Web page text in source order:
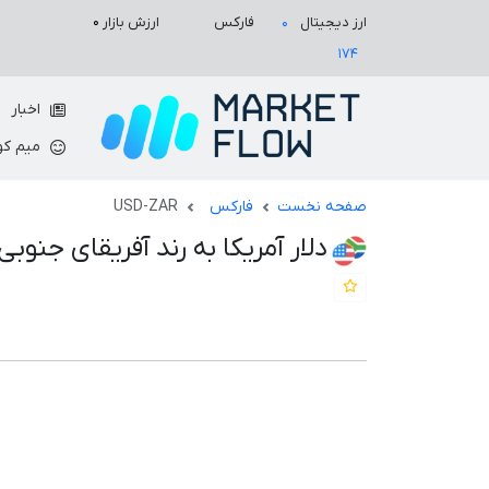
ارز دیجیتال ۰
فارکس
۱۷۴
ارزش بازار ۰
اخبار
میم
صفحه نخست فارکس USD-ZAR
دلار آمریکا به رند آفریقای